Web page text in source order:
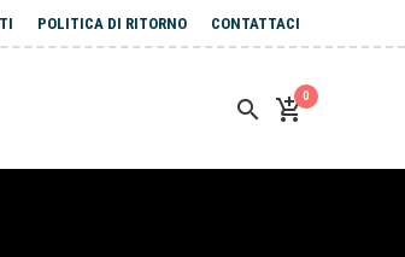
POLITICA DI RITORNO CONTATTACI
0